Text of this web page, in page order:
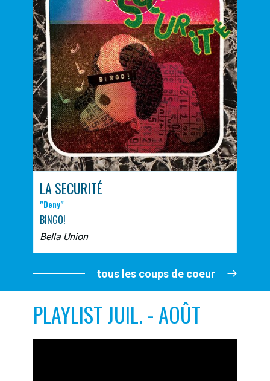
LA SECURITÉ
"Deny"
BINGO!
Bella Union
tous les coups de coeur
PLAYLIST JUIL. - AOÛT